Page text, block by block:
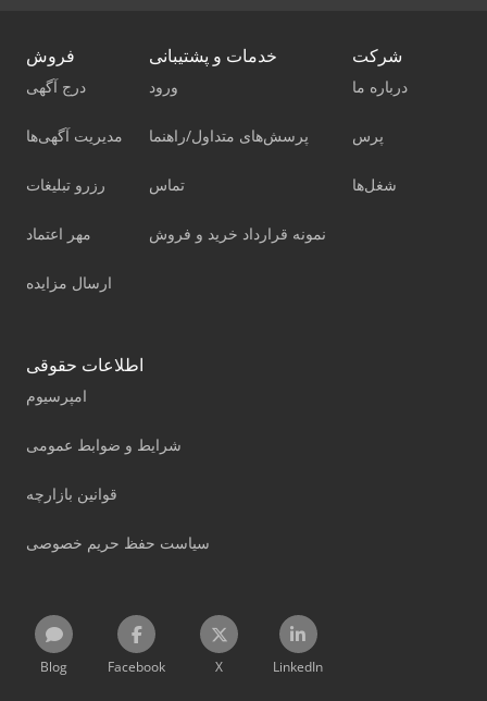
فروش
درج آگهی
مدیریت آگهی‌ها
رزرو تبلیغات
مهر اعتماد
ارسال مزایده
خدمات و پشتیبانی
ورود
پرسش‌های متداول/راهنما
تماس
نمونه قرارداد خرید و فروش
شرکت
درباره ما
پرس
شغل‌ها
اطلاعات حقوقی
امپرسیوم
شرایط و ضوابط عمومی
قوانین بازارچه
سیاست حفظ حریم خصوصی
Blog Facebook X LinkedIn